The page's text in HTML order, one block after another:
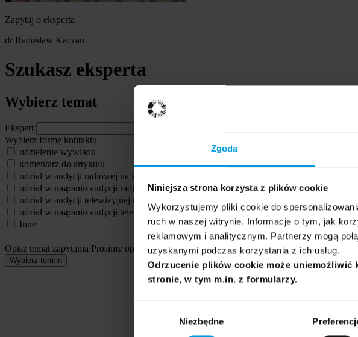
Zgoda
Niniejsza strona korzysta z plików cookie
Wykorzystujemy pliki cookie do
ruch w naszej witrynie. Informacje o tym, jak
reklamowym i analitycznym. Partnerzy mogą
uzyskanymi podczas korzystania z ich usług.
Odrzucenie plików cookie może
stronie, w tym m.in. z formularzy.
Niezbędne
Zapytaj o eksperta
dr Radosław Kaczan
Szukasz eksperta
Wybierz temat
Ekspert
Wybierz formę kontaktu
udzielenie wywiadu
komentarz do artykułu
udział w audycji radiowej na żywo
udział w nagraniu audycji radiowej
udział w audycji telewizyjnej na żywo
udział w nagraniu audycji telewizyjnej
Inne
Opisz temat zapytania Prosimy opisać problem, zjawisko czy wydarzenie, które będą
Wybierz termin